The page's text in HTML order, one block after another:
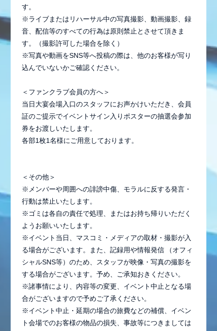
す。
※ライブまたはリハーサル中の写真撮影、動画撮影、録
音、配信等のすべての行為は原則禁止とさせて頂きま
す。（撮影許可した場合を除く）
※写真や動画をSNS等へ投稿の際は、他のお客様が写り
込んでいないかご確認ください。
＜ファンクラブ会員の方へ＞
当日大宴会場入口のスタッフにお声かけいただき、会員
証のご提示でイベントサイン入りポスターの抽選会参加
券をお渡しいたします。
各部1枚1名様にご用意しております。
＜その他＞
※メンバーや周囲への誹謗中傷、モラルに反する発言・
行動は禁止いたします。
※ゴミは各自の責任で処理、またはお持ち帰りいただく
ようお願いいたします。
※イベント当日、マスコミ・メディアの取材・撮影が入
る場合がございます。また、記録用や情報発信 （オフィ
シャルSNS等）のため、スタッフが映像・写真の撮影を
する場合がございます。予め、ご承知おきください。
※諸事情により、内容等の変更、イベント中止となる場
合がございますので予めご了承ください。
※イベント中止・延期の場合の旅費などの補償、イベン
ト会場でのお客様の物品の損失、事故等につきましては